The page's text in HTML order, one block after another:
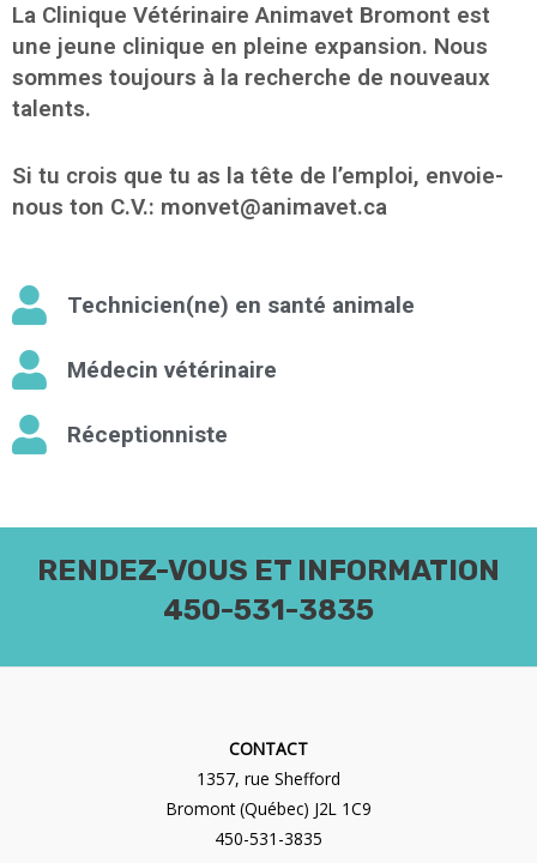
La Clinique Vétérinaire Animavet Bromont est
une jeune clinique en pleine expansion. Nous
sommes toujours à la recherche de nouveaux
talents.
Si tu crois que tu as la tête de l’emploi, envoie-
nous ton C.V.: monvet@animavet.ca
Technicien(ne) en santé animale
Médecin vétérinaire
Réceptionniste
RENDEZ-VOUS ET INFORMATION
450-531-3835
CONTACT
1357, rue Shefford
Bromont (Québec) J2L 1C9
450-531-3835